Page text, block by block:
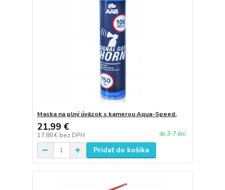
Maska na plný úväzok s kamerou Aqua-Speed.
21,99 €
17,88 € bez DPH do 3-7 dní
Pridať do košíka